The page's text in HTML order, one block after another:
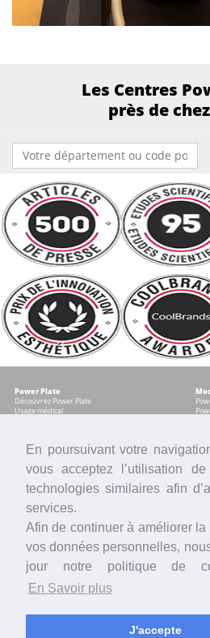
En poursuivant votre
vous acceptez l’utilisation
technologies similaires afin
services.
Afin de continuer à améliorer la
vos données personnelles,
jour notre politique de
En Savoir plus
J'accepte
Les Centres
près de
Power Plate
Découvrez Power Plate
Usage médical
Modèles pour les particuliers
Power Plate my5
Power Plate Compacte
Comparatif modèles
Actualités
Presse
Blogs